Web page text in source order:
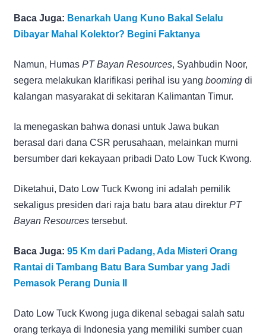
Baca Juga: Benarkah Uang Kuno Bakal Selalu
Dibayar Mahal Kolektor? Begini Faktanya
Namun, Humas PT Bayan Resources, Syahbudin Noor,
segera melakukan klarifikasi perihal isu yang booming di
kalangan masyarakat di sekitaran Kalimantan Timur.
Ia menegaskan bahwa donasi untuk Jawa bukan
berasal dari dana CSR perusahaan, melainkan murni
bersumber dari kekayaan pribadi Dato Low Tuck Kwong.
Diketahui, Dato Low Tuck Kwong ini adalah pemilik
sekaligus presiden dari raja batu bara atau direktur PT
Bayan Resources tersebut.
Baca Juga: 95 Km dari Padang, Ada Misteri Orang
Rantai di Tambang Batu Bara Sumbar yang Jadi
Pemasok Perang Dunia II
Dato Low Tuck Kwong juga dikenal sebagai salah satu
orang terkaya di Indonesia yang memiliki sumber cuan